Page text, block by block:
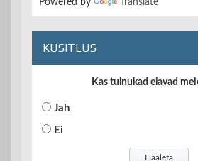
KÜSITLUS
Kas tulnukad elavad
Jah
Ei